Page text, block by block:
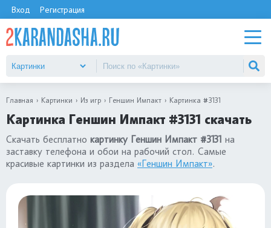
Вход Регистрация
Главная Картинки Из игр Геншин Импакт Картинка #3131
Картинка Геншин Импакт #3131 скачать
Скачать бесплатно картинку Геншин Импакт #3131 на
заставку телефона и обои на рабочий стол. Самые
красивые картинки из раздела «Геншин Импакт».